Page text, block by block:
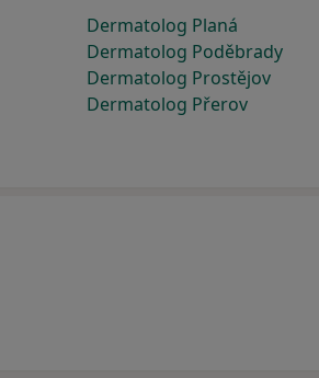
Dermatolog Planá
Dermatolog Poděbrady
Dermatolog Prostějov
Dermatolog Přerov